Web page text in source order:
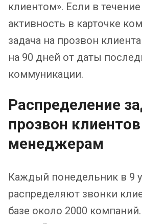
клиентом». Если в
активность в карточке
задача на прозвон
на 90 дней от даты
коммуникации.
Распределение
прозвон
менеджерам
Каждый понедельник в 9
распределяют звонки
базе около 2000